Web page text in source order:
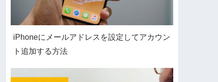
iPhoneにメールアドレスを設定してアカウン
ト追加する方法